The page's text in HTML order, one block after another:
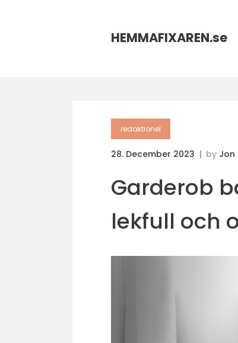
HEMMAFIXAREN.se
redaktionel
28. December 2023 by Jon
Garderob
lekfull och